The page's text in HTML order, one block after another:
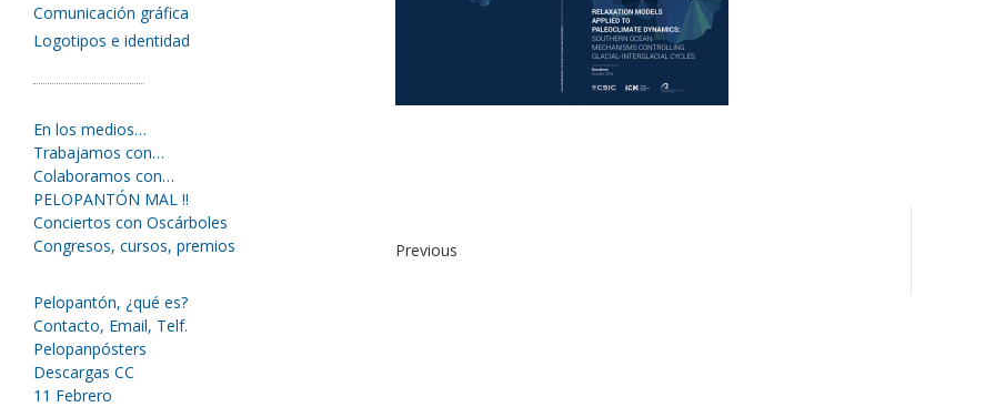
Comunicación gráfica
Logotipos e identidad
Previous
En los medios…
Trabajamos con…
Colaboramos con…
PELOPANTÓN MAL !!
Conciertos con Oscárboles
Congresos, cursos, premios
Pelopantón, ¿qué es?
Contacto, Email, Telf.
Pelopanpósters
Descargas CC
11 Febrero